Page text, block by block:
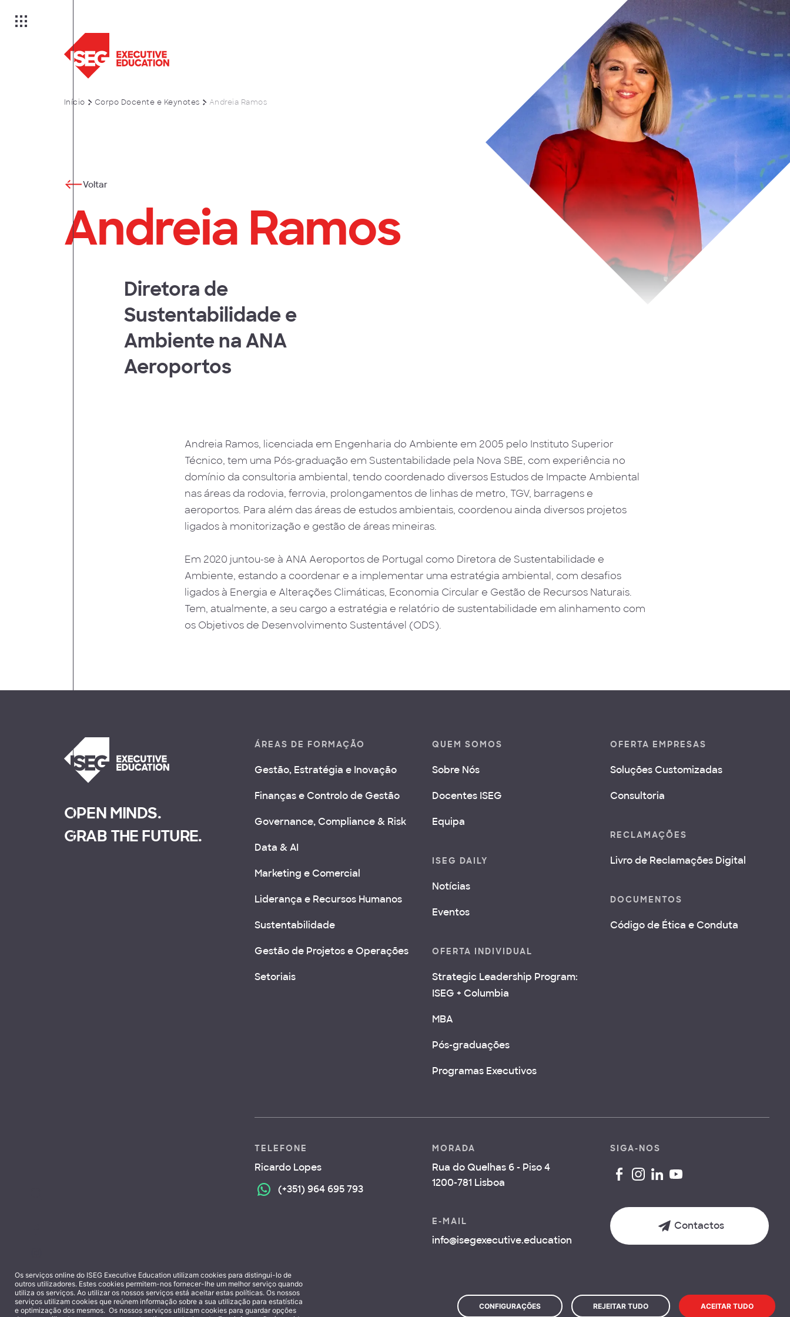
Início Corpo Docente e Keynotes Andreia Ramos
Voltar
Andreia Ramos
Diretora de
Sustentabilidade e
Ambiente na ANA
Aeroportos
Andreia Ramos, licenciada em Engenharia do Ambiente em 2005 pelo Instituto Superior
Técnico, tem uma Pós-graduação em Sustentabilidade pela Nova SBE, com experiência no
domínio da consultoria ambiental, tendo coordenado diversos Estudos de Impacte Ambiental
nas áreas da rodovia, ferrovia, prolongamentos de linhas de metro, TGV, barragens e
aeroportos. Para além das áreas de estudos ambientais, coordenou ainda diversos projetos
ligados à monitorização e gestão de áreas mineiras.
Em 2020 juntou-se à ANA Aeroportos de Portugal como Diretora de Sustentabilidade e
Ambiente, estando a coordenar e a implementar uma estratégia ambiental, com desafios
ligados à Energia e Alterações Climáticas, Economia Circular e Gestão de Recursos Naturais.
Tem, atualmente, a seu cargo a estratégia e relatório de sustentabilidade em alinhamento com
os Objetivos de Desenvolvimento Sustentável (ODS).
OPEN MINDS.
GRAB THE FUTURE.
ÁREAS DE FORMAÇÃO
Gestão, Estratégia e Inovação
Finanças e Controlo de Gestão
Governance, Compliance & Risk
Data & AI
Marketing e Comercial
Liderança e Recursos Humanos
Sustentabilidade
Gestão de Projetos e Operações
Setoriais
QUEM SOMOS
Sobre Nós
Docentes ISEG
Equipa
ISEG DAILY
Notícias
Eventos
OFERTA INDIVIDUAL
Strategic Leadership Program:
ISEG + Columbia
MBA
Pós-graduações
Programas Executivos
OFERTA EMPRESAS
Soluções Customizadas
Consultoria
RECLAMAÇÕES
Livro de Reclamações Digital
DOCUMENTOS
Código de Ética e Conduta
TELEFONE
Ricardo Lopes
(+351) 964 695 793
MORADA
Rua do Quelhas 6 - Piso 4
1200-781 Lisboa
E-MAIL
info@isegexecutive.education
SIGA-NOS
Contactos
Os serviços online do ISEG Executive Education utilizam cookies para distingui-lo de
outros utilizadores. Estes cookies permitem-nos fornecer-lhe um melhor serviço quando
utiliza os serviços. Ao utilizar os nossos serviços está aceitar estas políticas. Os nossos
serviços utilizam cookies que reúnem informação sobre a sua utilização para estatística
e optimização dos mesmos. Os nossos serviços utilizam cookies para guardar opções
CONFIGURAÇÕES REJEITAR TUDO ACEITAR TUDO